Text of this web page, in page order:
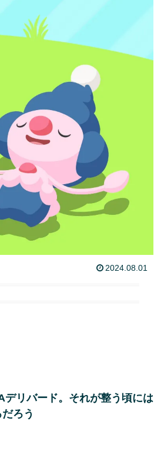
2024.08.01
リバード。それが整う頃には
ろう